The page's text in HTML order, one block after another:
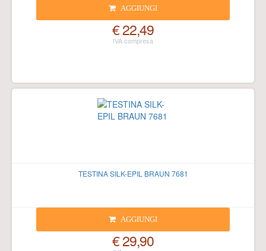
AGGIUNGI
€ 22,49
TESTINA SILK-EPIL BRAUN 7681
AGGIUNGI
€ 29,90